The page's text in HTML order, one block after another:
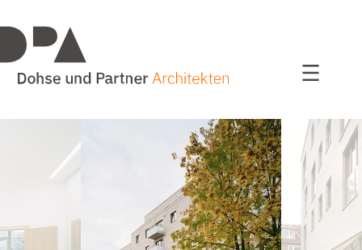
alle Projekte
Bildung / Sport
Kultur und Kommunales